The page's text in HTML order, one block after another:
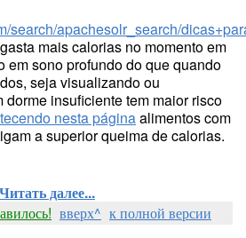
search/apachesolr_search/
mais calorias no momento em
em sono profundo do que quando
seja visualizando ou
dorme insuficiente tem maior risco
nesta páginaalimentos com
a superior queima de calorias.
Читать далее...
вверх^ к полной версии